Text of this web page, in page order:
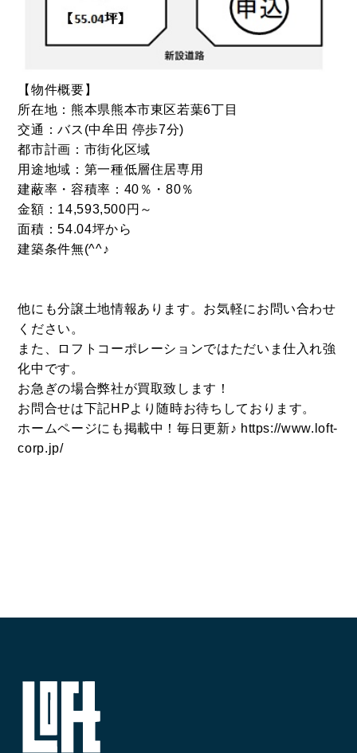
CONTACT お問い合わせ
コンタクトフォームからお問い合わせ
LINEでお問い合わせ
096-211-6210 受付時間 / 10:00~18:00
Follow us
【物件概要】
所在地：熊本県熊本市東区若葉6丁目
交通：バス(中牟田 停歩7分)
都市計画：市街化区域
用途地域：第一種低層住居専用
建蔽率・容積率：40％・80％
金額：14,593,500円～
面積：54.04坪から
建築条件無(^^♪
他にも分譲土地情報あります。お気軽にお問い合わせ
ください。
また、ロフトコーポレーションではただいま仕入れ強
化中です。
お急ぎの場合弊社が買取致します！
お問合せは下記HPより随時お待ちしております。
ホームページにも掲載中！毎日更新♪ https://www.loft-
corp.jp/